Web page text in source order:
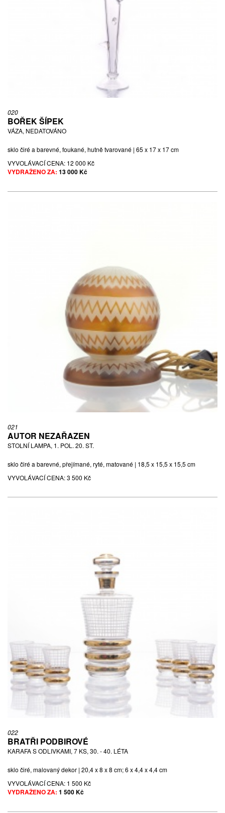
020
BOŘEK ŠÍPEK
VÁZA, NEDATOVÁNO
sklo čiré a barevné, foukané, hutně tvarované | 65 x 17 x 17 cm
VYVOLÁVACÍ CENA: 12 000 Kč
VYDRAŽENO ZA: 13 000 Kč
021
AUTOR NEZAŘAZEN
STOLNÍ LAMPA, 1. POL. 20. ST.
sklo čiré a barevné, přejímané, ryté, matované | 18,5 x 15,5 x 15,5 cm
VYVOLÁVACÍ CENA:3 500 Kč
022
BRATŘI PODBIROVÉ
KARAFA S ODLIVKAMI, 7 KS, 30. - 40. LÉTA
sklo čiré, malovaný dekor | 20,4 x 8 x 8 cm; 6 x 4,4 x 4,4 cm
VYVOLÁVACÍ CENA: 1 500 Kč
VYDRAŽENO ZA: 1 500 Kč